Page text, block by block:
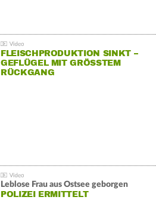
FLEISCHPRODUKTION SINKT –
GEFLÜGEL MIT GRÖSSTEM R
ÜCKGANG
Leblose Frau aus Ostsee geborgen
POLIZEI ERMITTELT